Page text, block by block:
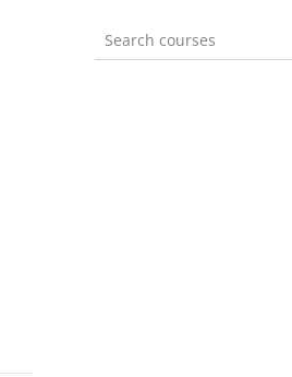
Search courses